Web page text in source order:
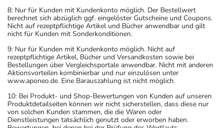
8: Nur für Kunden mit Kundenkonto möglich. Der Bestellwert
berechnet sich abzüglich ggf. eingelöster Gutscheine und Coupons.
Nicht auf rezeptpflichtige Artikel und Bücher anwendbar und gilt
nicht für Kunden mit Sonderkonditionen.
9: Nur für Kunden mit Kundenkonto möglich. Nicht auf
rezeptpflichtige Artikel, Bücher und Versandkosten sowie bei
Bestellungen über Vergleichsportale anwendbar. Nicht mit anderen
Aktionsvorteilen kombinierbar und nur einzulösen unter
www.aponeo.de. Eine Barauszahlung ist nicht möglich.
10: Bei Produkt- und Shop-Bewertungen von Kunden auf unseren
Produktdetailseiten können wir nicht sicherstellen, dass diese nur
von solchen Kunden stammen, die die Waren oder
Dienstleistungen tatsächlich genutzt oder erworben haben.